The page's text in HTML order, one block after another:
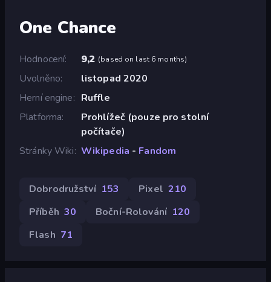
One Chance
Hodnocení 9,2 (based on last 6 months)
Uvolněno
listopad 2020
Herní engine
Ruffle
Platforma
Prohlížeč (pouze pro stolní
počítače)
Stránky Wiki Wikipedia - Fandom
Dobrodružství 153 Pixel 210
Příběh 30 Boční-Rolování 120
Flash 71